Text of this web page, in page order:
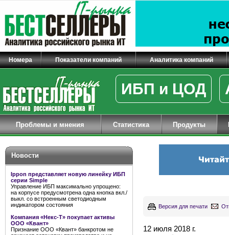
Номера Показатели компаний Аналитика компаний
ИБП и ЦОД
Проблемы и мнения Статистика Продукты
Новости
Ippon представляет новую линейку ИБП
серии Simple
Управление ИБП максимально упрощено:
на корпусе предусмотрена одна кнопка вкл./
выкл. со встроенным светодиодным
индикатором состояния
Компания «Некс-Т» покупает активы
ООО «Квант»
Признание ООО «Квант» банкротом не
Версия для печати
12 июля 2018 г.